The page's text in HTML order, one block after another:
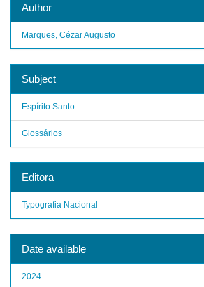
Author
Marques, Cézar Augusto
Subject
Espírito Santo
Glossários
Editora
Typografia Nacional
Date available
2024